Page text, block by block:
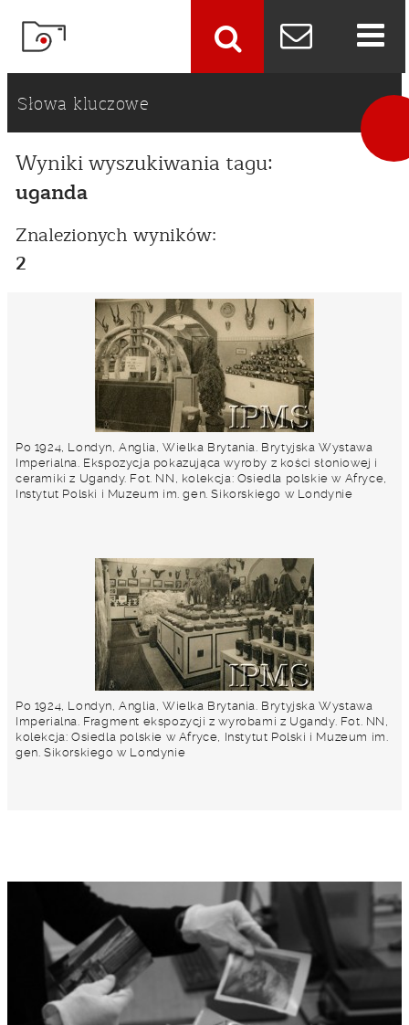
Słowa kluczowe
Wyniki wyszukiwania tagu:
uganda
Znalezionych wyników:
2
Po 1924, Londyn, Anglia, Wielka Brytania. Brytyjska Wystawa
Imperialna. Ekspozycja pokazująca wyroby z kości słoniowej i
ceramiki z Ugandy. Fot. NN, kolekcja: Osiedla polskie w Afryce,
Instytut Polski i Muzeum im. gen. Sikorskiego w Londynie
Po 1924, Londyn, Anglia, Wielka Brytania. Brytyjska Wystawa
Imperialna. Fragment ekspozycji z wyrobami z Ugandy. Fot. NN,
kolekcja: Osiedla polskie w Afryce, Instytut Polski i Muzeum im.
gen. Sikorskiego w Londynie